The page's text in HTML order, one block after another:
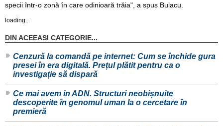
specii într-o zonă în care odinioară trăia", a spus Bulacu.
loading...
DIN ACEEASI CATEGORIE...
Cenzură la comandă pe internet: Cum se închide gura
presei în era digitală. Prețul plătit pentru ca o
investigație să dispară
Ce mai avem in ADN. Structuri neobișnuite
descoperite în genomul uman la o cercetare în
premieră